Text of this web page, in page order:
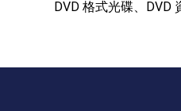
DVD 格式光碟、DVD